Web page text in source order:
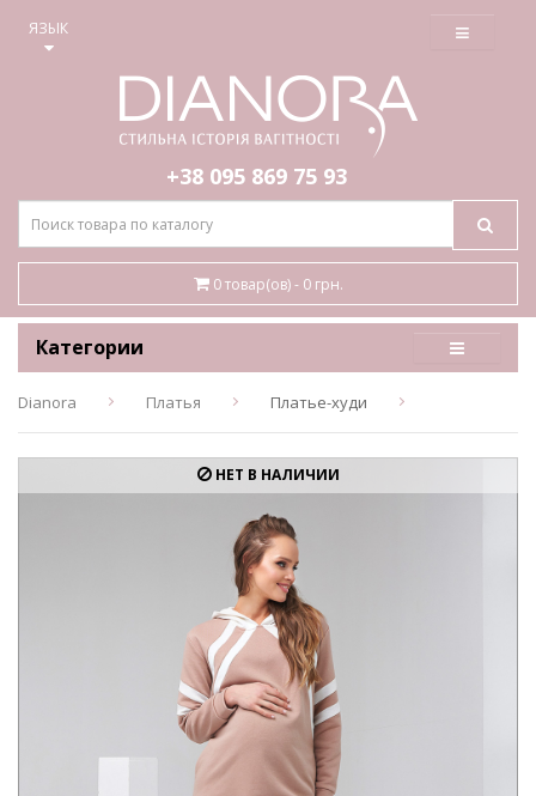
ЯЗЫК ≡
+38 095 869 75 93
0 товар(ов) - 0 грн.
Категории
Dianora Платья Платье-худи
НЕТ В НАЛИЧИИ